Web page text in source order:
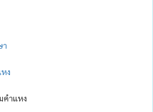
า
ง
คำแหง